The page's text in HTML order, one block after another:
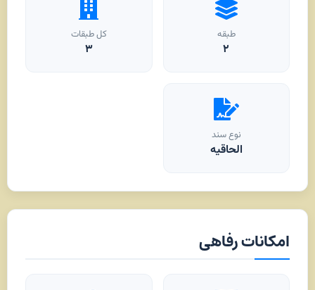
طبقه
۲
کل طبقات
۳
نوع سند
الحاقیه
امکانات رفاهی